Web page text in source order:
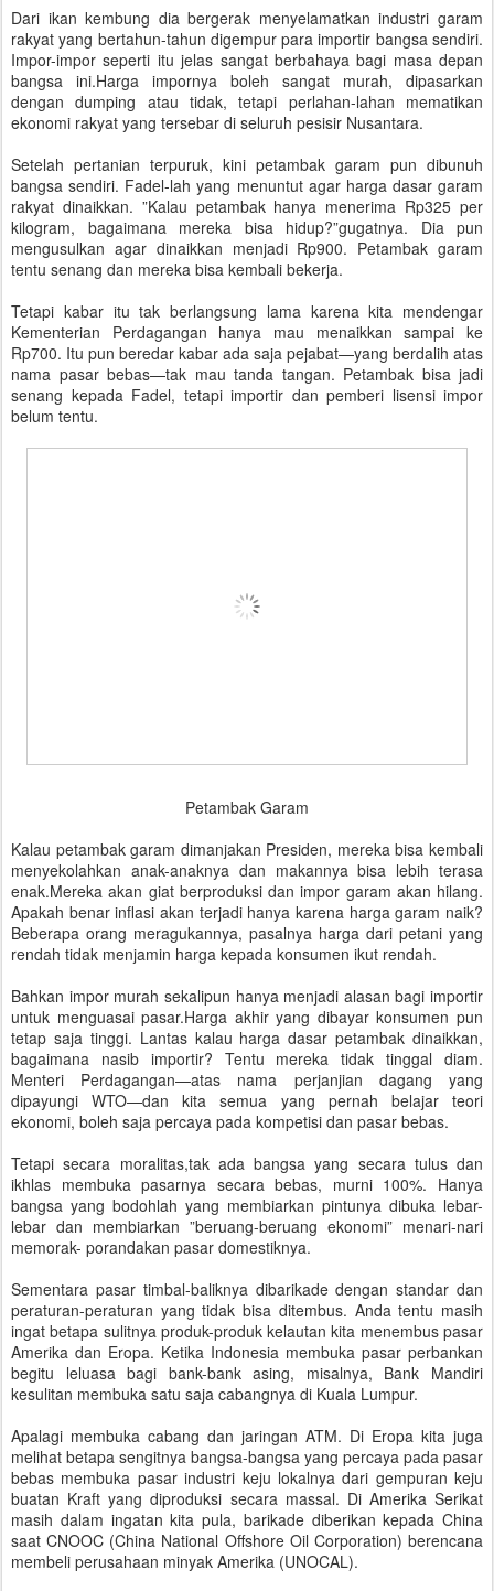
Dari ikan kembung dia bergerak menyelamatkan industri garam
rakyat yang bertahun-tahun digempur para importir bangsa sendiri.
Impor-impor seperti itu jelas sangat berbahaya bagi masa depan
bangsa ini.Harga impornya boleh sangat murah, dipasarkan
dengan dumping atau tidak, tetapi perlahan-lahan mematikan
ekonomi rakyat yang tersebar di seluruh pesisir Nusantara.
Setelah pertanian terpuruk, kini petambak garam pun dibunuh
bangsa sendiri. Fadel-lah yang menuntut agar harga dasar garam
rakyat dinaikkan. ”Kalau petambak hanya menerima Rp325 per
kilogram, bagaimana mereka bisa hidup?”gugatnya. Dia pun
mengusulkan agar dinaikkan menjadi Rp900. Petambak garam
tentu senang dan mereka bisa kembali bekerja.
Tetapi kabar itu tak berlangsung lama karena kita mendengar
Kementerian Perdagangan hanya mau menaikkan sampai ke
Rp700. Itu pun beredar kabar ada saja pejabat—yang berdalih atas
nama pasar bebas—tak mau tanda tangan. Petambak bisa jadi
senang kepada Fadel, tetapi importir dan pemberi lisensi impor
belum tentu.
Petambak Garam
Kalau petambak garam dimanjakan Presiden, mereka bisa kembali
menyekolahkan anak-anaknya dan makannya bisa lebih terasa
enak.Mereka akan giat berproduksi dan impor garam akan hilang.
Apakah benar inflasi akan terjadi hanya karena harga garam naik?
Beberapa orang meragukannya, pasalnya harga dari petani yang
rendah tidak menjamin harga kepada konsumen ikut rendah.
Bahkan impor murah sekalipun hanya menjadi alasan bagi importir
untuk menguasai pasar.Harga akhir yang dibayar konsumen pun
tetap saja tinggi. Lantas kalau harga dasar petambak dinaikkan,
bagaimana nasib importir? Tentu mereka tidak tinggal diam.
Menteri Perdagangan—atas nama perjanjian dagang yang
dipayungi WTO—dan kita semua yang pernah belajar teori
ekonomi, boleh saja percaya pada kompetisi dan pasar bebas.
Tetapi secara moralitas,tak ada bangsa yang secara tulus dan
ikhlas membuka pasarnya secara bebas, murni 100%. Hanya
bangsa yang bodohlah yang membiarkan pintunya dibuka lebar-
lebar dan membiarkan ”beruang-beruang ekonomi” menari-nari
memorak- porandakan pasar domestiknya.
Sementara pasar timbal-baliknya dibarikade dengan standar dan
peraturan-peraturan yang tidak bisa ditembus. Anda tentu masih
ingat betapa sulitnya produk-produk kelautan kita menembus pasar
Amerika dan Eropa. Ketika Indonesia membuka pasar perbankan
begitu leluasa bagi bank-bank asing, misalnya, Bank Mandiri
kesulitan membuka satu saja cabangnya di Kuala Lumpur.
Apalagi membuka cabang dan jaringan ATM. Di Eropa kita juga
melihat betapa sengitnya bangsa-bangsa yang percaya pada pasar
bebas membuka pasar industri keju lokalnya dari gempuran keju
buatan Kraft yang diproduksi secara massal. Di Amerika Serikat
masih dalam ingatan kita pula, barikade diberikan kepada China
saat CNOOC (China National Offshore Oil Corporation) berencana
membeli perusahaan minyak Amerika (UNOCAL).